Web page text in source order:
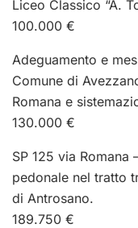
Liceo Classico “A.
100.000 €
Adeguamento e
Comune di
Romana e
130.000 €
SP 125 via Romana
pedonale nel tratto
di Antrosano.
189.750 €